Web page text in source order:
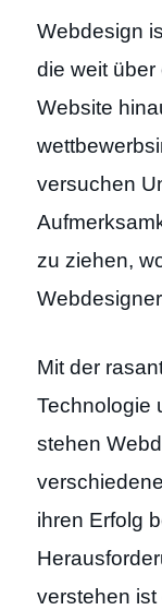
Webdesign
die weit
Website
versuchen
zu ziehen,
Mit der
Technologie
stehen
ihren Erfolg
verstehen ist